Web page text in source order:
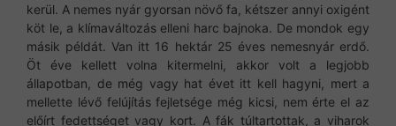
kerül. A nemes nyár gyorsan növő fa, kétszer annyi oxigént
köt le, a klímaváltozás elleni harc bajnoka. De mondok egy
másik példát. Van itt 16 hektár 25 éves nemesnyár erdő.
Öt éve kellett volna kitermelni, akkor volt a legjobb
állapotban, de még vagy hat évet itt kell hagyni, mert a
mellette lévő felújítás fejletsége még kicsi, nem érte el az
előírt fedettséget vagy kort. A fák túltartottak, a viharok